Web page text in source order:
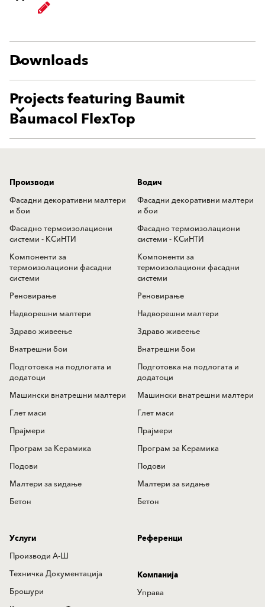
Downloads
Projects featuring Baumit
Baumacol FlexTop
Производи
Фасадни декоративни малтери
и бои
Фасадно термоизолациони
системи - КСиНТИ
Компоненти за
термоизолациони фасадни
системи
Реновирање
Надворешни малтери
Здраво живеење
Внатрешни бои
Подготовка на подлогата и
додатоци
Машински внатрешни малтери
Глет маси
Прајмери
Програм за Керамика
Подови
Mалтери за ѕидањe
Бетон
Водич
Фасадни декоративни малтери
и бои
Фасадно термоизолациони
системи - КСиНТИ
Компоненти за
термоизолациони фасадни
системи
Реновирање
Надворешни малтери
Здраво живеење
Внатрешни бои
Подготовка на подлогата и
додатоци
Машински внатрешни малтери
Глет маси
Прајмери
Програм за Керамика
Подови
Mалтери за ѕидањe
Бетон
Услуги
Производи А-Ш
Техничка Документација
Брошури
Референци
Компанија
Управа